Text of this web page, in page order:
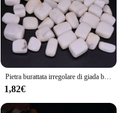
Pietra burattata irregolare di giada bianca naturale, cristallo curativo Reiki, pietra preziosa minerale dell'acquario, decorazione della gemma del campione della decorazione domestica
1,82€